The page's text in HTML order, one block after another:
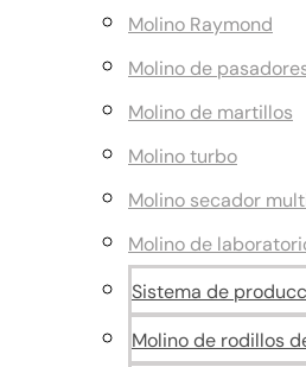
Molino Raymond
Molino de
Molino de martillos
Molino turbo
Molino secador
Molino de
Sistema de
Molino de rodillos